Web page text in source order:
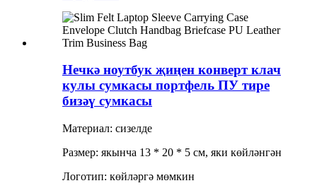
Нечкә ноутбук җиңен конверт клач
кулы сумкасы портфель ПУ тире
бизәү сумкасы
Материал: сизелде
Размер: якынча 13 * 20 * 5 см, яки көйләнгән
Логотип: көйләргә мөмкин